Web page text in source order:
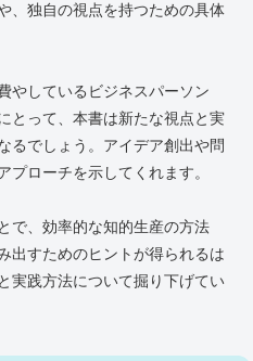
、独自の視点を持つための具体
やしているビジネスパーソン
とって、本書は新たな視点と実
るでしょう。アイデア創出や問
プローチを示してくれます。
で、効率的な知的生産の方法
出すためのヒントが得られるは
実践方法について掘り下げてい